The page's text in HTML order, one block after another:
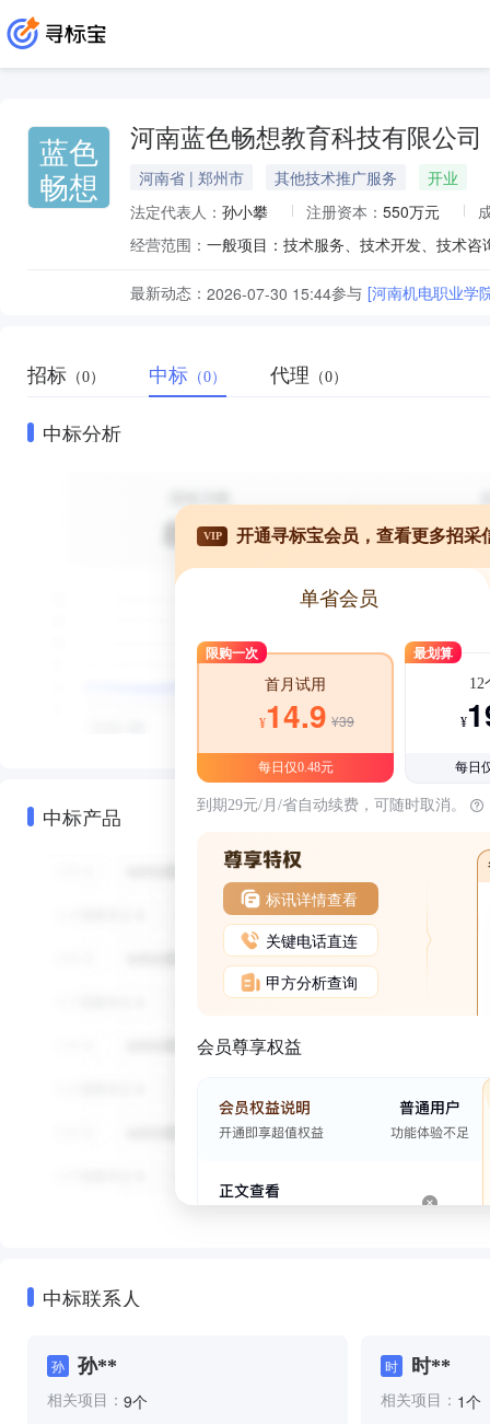
蓝色
畅想
河南蓝色畅想教育科技有限公司
河南省 | 郑州市 其他技术推广服务
开业
法定代表人： 孙小攀 注册资本： 550万元
经营范围：
最新动态： 2026-07-30 15:44参与 [河南机电职业学
招标 （0） 中标 （0） 代理 （0）
中标分析
中标产品
VIP 开通寻标宝会员，查看更多招采
单省会员
限购一次
首月试用
¥14.9 ¥39
每日仅0.48元
最划算
12
¥
每日
到期29元/月/省自动续费，可随时取消。
标讯详情查看
关键电话直连
甲方分析查询
会员尊享权益
中标联系人
孙 孙**
相关项目： 9个
时 时**
相关项目： 1个